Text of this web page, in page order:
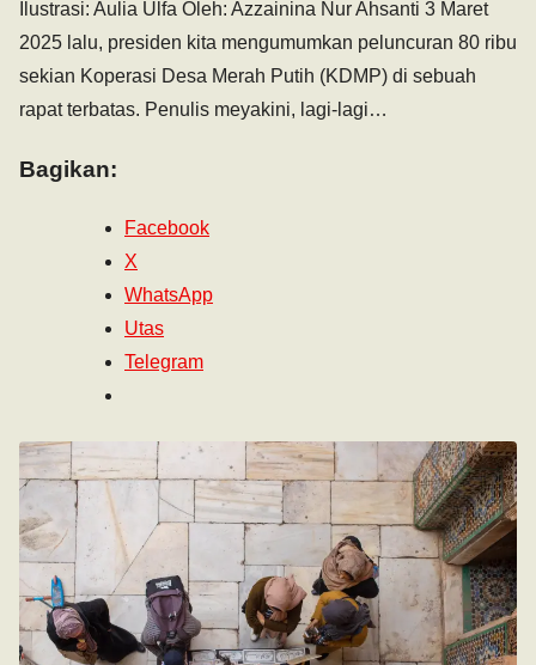
Ilustrasi: Aulia Ulfa Oleh: Azzainina Nur Ahsanti 3 Maret
2025 lalu, presiden kita mengumumkan peluncuran 80 ribu
sekian Koperasi Desa Merah Putih (KDMP) di sebuah
rapat terbatas. Penulis meyakini, lagi-lagi…
Bagikan:
Facebook
X
WhatsApp
Utas
Telegram